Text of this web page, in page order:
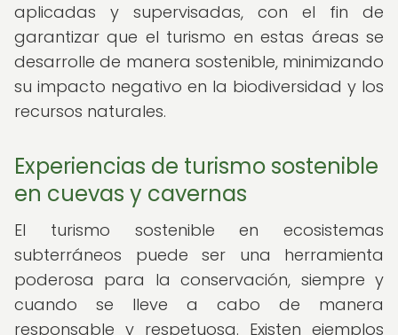
aplicadas y supervisadas, con el fin de
garantizar que el turismo en estas áreas se
desarrolle de manera sostenible, minimizando
su impacto negativo en la biodiversidad y los
recursos naturales.
Experiencias de turismo sostenible
en cuevas y cavernas
El turismo sostenible en ecosistemas
subterráneos puede ser una herramienta
poderosa para la conservación, siempre y
cuando se lleve a cabo de manera
responsable y respetuosa. Existen ejemplos